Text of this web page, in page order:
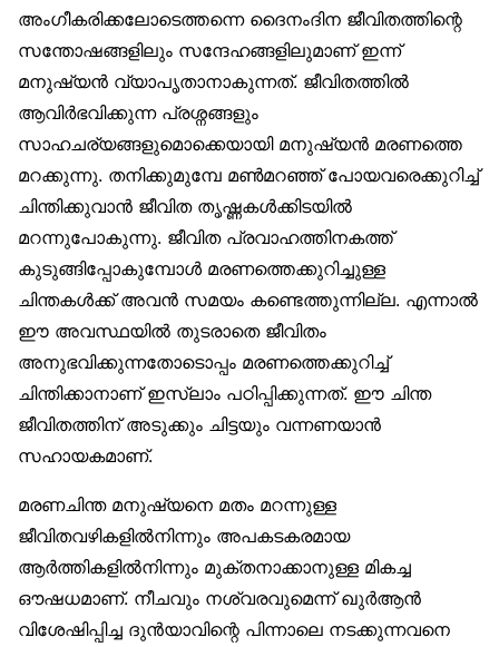
അംഗീകരിക്കലോടെത്തന്നെ ദൈനംദിന ജീവിതത്തിന്റെ
സന്തോഷങ്ങളിലും സന്ദേഹങ്ങളിലുമാണ് ഇന്ന്
മനുഷ്യന്‍ വ്യാപൃതാനാകുന്നത്. ജീവിതത്തില്‍
ആവിര്‍ഭവിക്കുന്ന പ്രശ്നങ്ങളും
സാഹചര്യങ്ങളുമൊക്കെയായി മനുഷ്യന്‍ മരണത്തെ
മറക്കുന്നു. തനിക്കുമുമ്പേ മണ്‍മറഞ്ഞ് പോയവരെക്കുറിച്ച്
ചിന്തിക്കുവാന്‍ ജീവിത തൃഷ്ണകള്‍ക്കിടയില്‍
മറന്നുപോകുന്നു. ജീവിത പ്രവാഹത്തിനകത്ത്
കുടുങ്ങിപ്പോകുമ്പോള്‍ മരണത്തെക്കുറിച്ചുള്ള
ചിന്തകള്‍ക്ക് അവന്‍ സമയം കണ്ടെത്തുന്നില്ല. എന്നാല്‍
ഈ അവസ്ഥയില്‍ തുടരാതെ ജീവിതം
അനുഭവിക്കുന്നതോടൊപ്പം മരണത്തെക്കുറിച്ച്
ചിന്തിക്കാനാണ് ഇസ്‌ലാം പഠിപ്പിക്കുന്നത്. ഈ ചിന്ത
ജീവിതത്തിന് അടുക്കും ചിട്ടയും വന്നണയാന്‍
സഹായകമാണ്.
മരണചിന്ത മനുഷ്യനെ മതം മറന്നുള്ള
ജീവിതവഴികളില്‍നിന്നും അപകടകരമായ
ആര്‍ത്തികളില്‍നിന്നും മുക്തനാക്കാനുള്ള മികച്ച
ഔഷധമാണ്. നീചവും നശ്വരവുമെന്ന് ഖുര്‍ആന്‍
വിശേഷിപ്പിച്ച ദുന്‍യാവിന്റെ പിന്നാലെ നടക്കുന്നവനെ